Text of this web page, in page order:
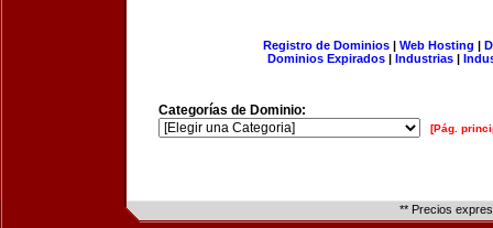
Registro de Dominios| Web Hosting |
Dominios Expirados | Industrias |
Categorías de Dominio:
[Pág.
** Precios